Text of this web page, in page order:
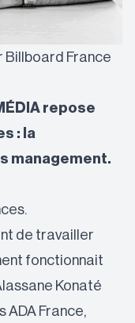
Billboard France
repose
: la
management.
de travailler
fonctionnait
Konaté
ADA France,